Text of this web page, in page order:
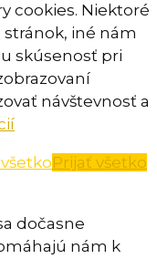
cookies. Niektoré
iné nám
skúsenosť pri
návštevnosť a
Prijať všetko
dočasne
nám k